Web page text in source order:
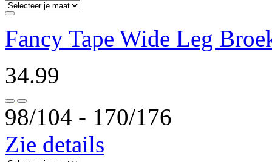
Fancy Tape Wide Leg
34.99
98/104 ‐ 170/176
Zie details